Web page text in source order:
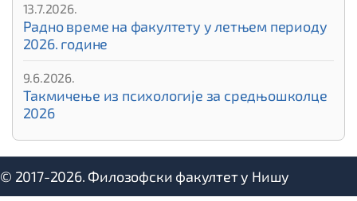
13.7.2026.
Радно време на факултету у летњем периоду
2026. године
9.6.2026.
Такмичење из психологије за средњошколце
2026
© 2017-2026. Филозофски факултет у Нишу